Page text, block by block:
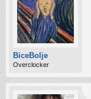
BiceBolje
Overclocker